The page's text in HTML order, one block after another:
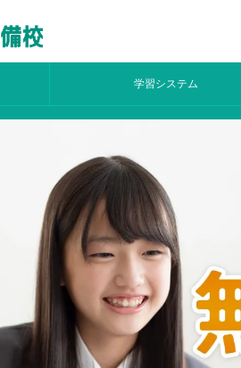
学習システム